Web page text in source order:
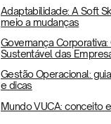
Adaptabilidade: A Soft
meio a mudanças
Governança
Sustentável das
Gestão Operacional:
e dicas
Mundo VUCA: conceito